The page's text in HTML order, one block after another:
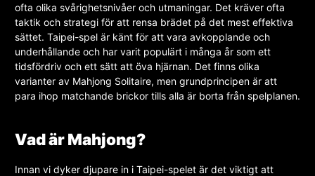
ofta olika svårighetsnivåer och utmaningar. Det kräver ofta
taktik och strategi för att rensa brädet på det mest effektiva
sättet. Taipei-spel är känt för att vara avkopplande och
underhållande och har varit populärt i många år som ett
tidsfördriv och ett sätt att öva hjärnan. Det finns olika
varianter av Mahjong Solitaire, men grundprincipen är att
para ihop matchande brickor tills alla är borta från spelplanen.
Vad är Mahjong?
Innan vi dyker djupare in i Taipei-spelet är det viktigt att